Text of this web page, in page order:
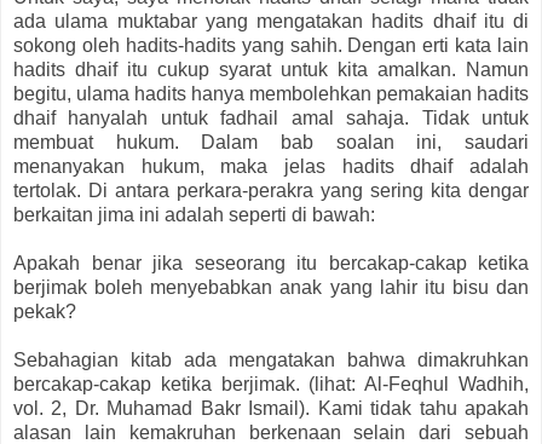
ada ulama muktabar yang mengatakan hadits dhaif itu di
sokong oleh hadits-hadits yang sahih. Dengan erti kata lain
hadits dhaif itu cukup syarat untuk kita amalkan. Namun
begitu, ulama hadits hanya membolehkan pemakaian hadits
dhaif hanyalah untuk fadhail amal sahaja. Tidak untuk
membuat hukum. Dalam bab soalan ini, saudari
menanyakan hukum, maka jelas hadits dhaif adalah
tertolak. Di antara perkara-perakra yang sering kita dengar
berkaitan jima ini adalah seperti di bawah:
Apakah benar jika seseorang itu bercakap-cakap ketika
berjimak boleh menyebabkan anak yang lahir itu bisu dan
pekak?
Sebahagian kitab ada mengatakan bahwa dimakruhkan
bercakap-cakap ketika berjimak. (lihat: Al-Feqhul Wadhih,
vol. 2, Dr. Muhamad Bakr Ismail). Kami tidak tahu apakah
alasan lain kemakruhan berkenaan selain dari sebuah